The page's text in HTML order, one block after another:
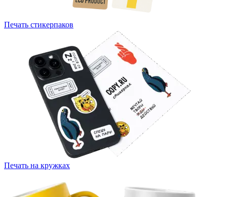
Печать стикерпаков
Печать на кружках